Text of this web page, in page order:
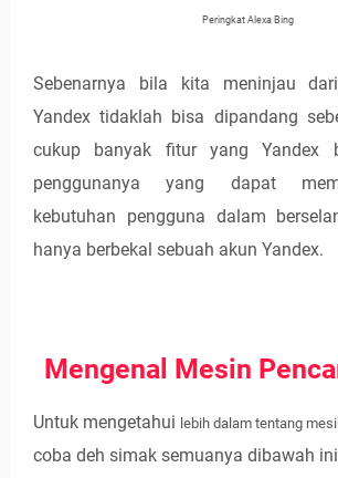
Peringkat Alexa Bing
Sebenarnya bila kita meninjau
Yandex tidaklah bisa dipandang
cukup banyak fitur yang Yandex
penggunanya yang dapat
kebutuhan pengguna dalam
hanya berbekal sebuah akun Yandex.
Mengenal Mesin
Untuk mengetahui lebih dalam tentang
coba deh simak semuanya dibawah